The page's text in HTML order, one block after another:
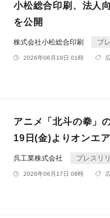
小松総合印刷、法人
を公開
株式会社小松総合印刷 プ
2026年06月19日 01時
アニメ「北斗の拳」
19日(金)よりオンエ
呉工業株式会社 プレスリ
2026年06月17日 08時